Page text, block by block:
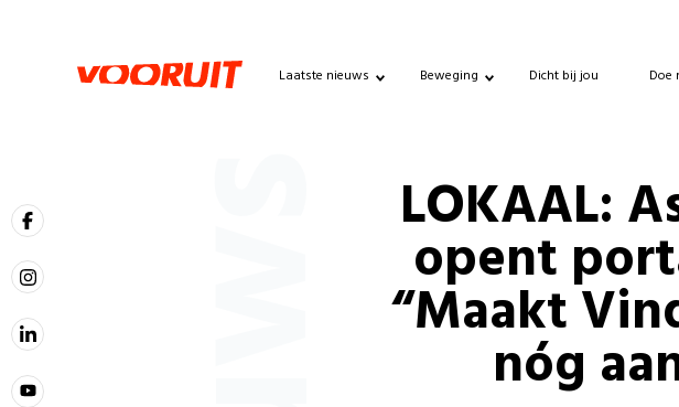
Laatste nieuws Beweging Dicht bij jou Doe
LOKAAL:
opent
“Maakt
nóg